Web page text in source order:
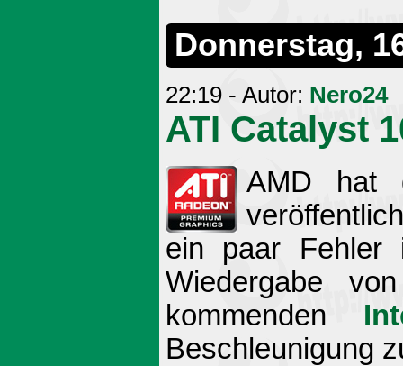
Donnerstag,
22:19 - Autor: Nero24
ATI Catalyst
AMD hat
ein paar Fehler
Wiedergabe
kommenden
Beschleunigung